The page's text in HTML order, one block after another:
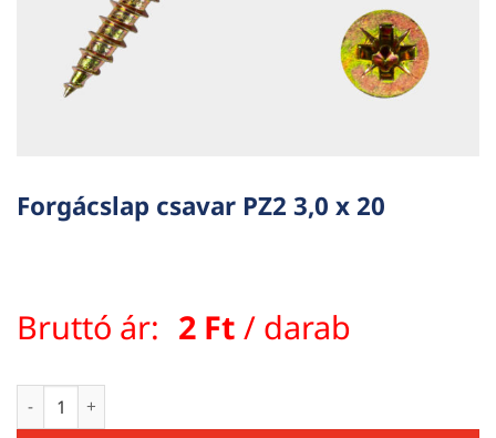
Forgácslap csavar PZ2 3,0 x 20
Bruttó ár: 2 Ft / darab
Forgácslap csavar PZ2 3,0 x 20 mennyiség